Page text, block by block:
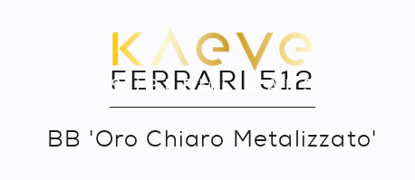
FERRARI 512
BB 'Oro Chiaro Metalizzato'